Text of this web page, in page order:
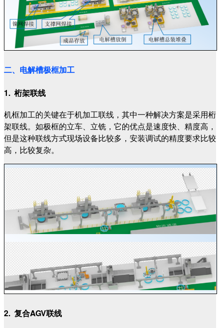
二、电解槽极框加工
1. 桁架联线
机框加工的关键在于机加工联线，其中一种解决方案是采用桁
架联线。如极框的立车、立铣，它的优点是速度快、精度高，
但是这种联线方式现场设备比较多，安装调试的精度要求比较
高，比较复杂。
2. 复合AGV联线